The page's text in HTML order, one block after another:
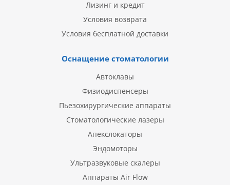
Лизинг и кредит
Условия возврата
Условия бесплатной доставки
Оснащение стоматологии
Автоклавы
Физиодиспенсеры
Пьезохирургические аппараты
Стоматологические лазеры
Апекслокаторы
Эндомоторы
Ультразвуковые скалеры
Аппараты Air Flow